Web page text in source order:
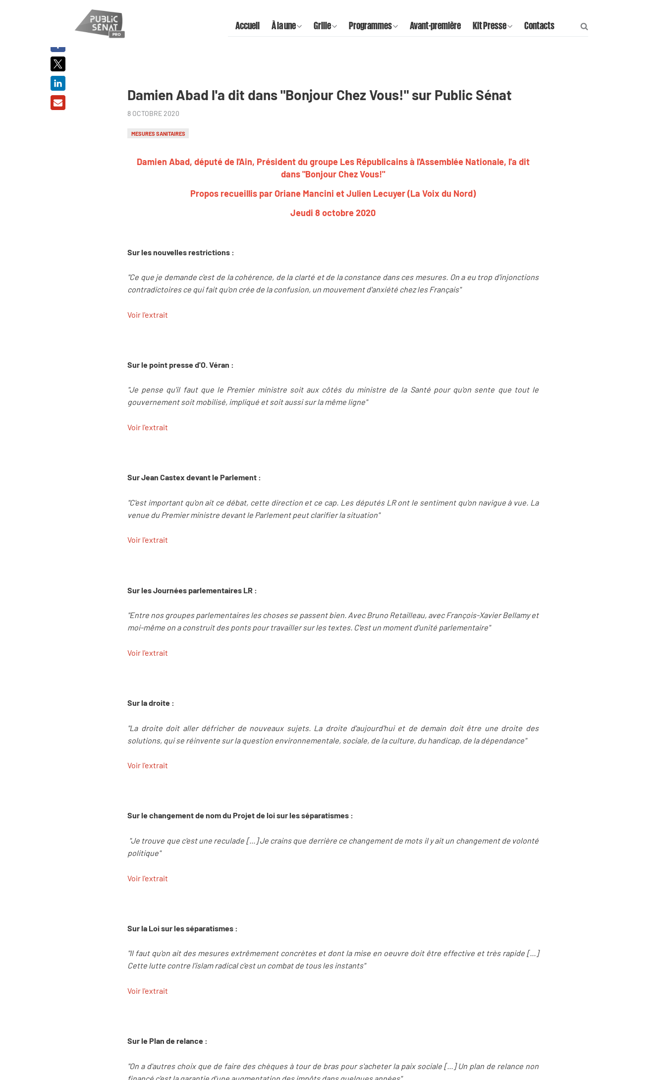
Accueil À la une Grille Programmes Avant-première Kit Presse Contacts
Damien Abad l'a dit dans "Bonjour Chez Vous!" sur Public Sénat
8 OCTOBRE 2020
MESURES SANITAIRES
Damien Abad, député de l'Ain, Président du groupe Les Républicains à l'Assemblée Nationale, l'a dit
dans "Bonjour Chez Vous!"
Propos recueillis par Oriane Mancini et Julien Lecuyer (La Voix du Nord)
Jeudi 8 octobre 2020
Sur les nouvelles restrictions :
"Ce que je demande c'est de la cohérence, de la clarté et de la constance dans ces mesures. On a eu trop d'injonctions
contradictoires ce qui fait qu'on crée de la confusion, un mouvement d'anxiété chez les Français"
Voir l'extrait
Sur le point presse d'O. Véran :
"Je pense qu'il faut que le Premier ministre soit aux côtés du ministre de la Santé pour qu'on sente que tout le
gouvernement soit mobilisé, impliqué et soit aussi sur la même ligne"
Voir l'extrait
Sur Jean Castex devant le Parlement :
"C'est important qu'on ait ce débat, cette direction et ce cap. Les députés LR ont le sentiment qu'on navigue à vue. La
venue du Premier ministre devant le Parlement peut clarifier la situation"
Voir l'extrait
Sur les Journées parlementaires LR :
"Entre nos groupes parlementaires les choses se passent bien. Avec Bruno Retailleau, avec François-Xavier Bellamy et
moi-même on a construit des ponts pour travailler sur les textes. C'est un moment d'unité parlementaire"
Voir l'extrait
Sur la droite :
"La droite doit aller défricher de nouveaux sujets. La droite d'aujourd'hui et de demain doit être une droite des
solutions, qui se réinvente sur la question environnementale, sociale, de la culture, du handicap, de la dépendance"
Voir l'extrait
Sur le changement de nom du Projet de loi sur les séparatismes :
"Je trouve que c'est une reculade [...] Je crains que derrière ce changement de mots il y ait un changement de volonté
politique"
Voir l'extrait
Sur la Loi sur les séparatismes :
"Il faut qu'on ait des mesures extrêmement concrètes et dont la mise en oeuvre doit être effective et très rapide [...]
Cette lutte contre l’islam radical c'est un combat de tous les instants"
Voir l'extrait
Sur le Plan de relance :
"On a d'autres choix que de faire des chèques à tour de bras pour s'acheter la paix sociale [...] Un plan de relance non